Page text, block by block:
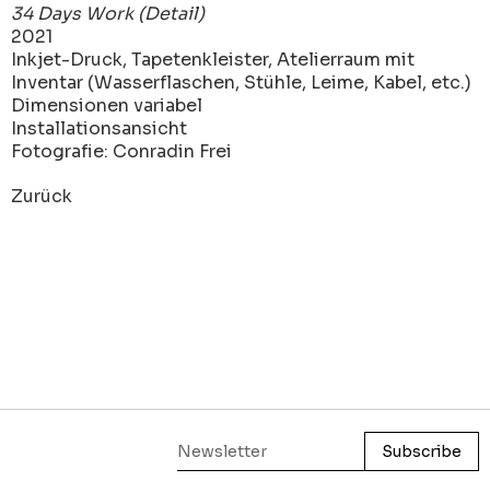
34 Days Work (Detail)
2021
Inkjet-Druck, Tapetenkleister, Atelierraum mit
Inventar (Wasserflaschen, Stühle, Leime, Kabel, etc.)
Dimensionen variabel
Installationsansicht
Fotografie: Conradin Frei
Zurück